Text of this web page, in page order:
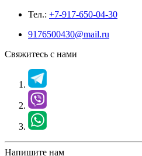
Тел.: +7-917-650-04-30
9176500430@mail.ru
Свяжитесь с нами
Напишите нам